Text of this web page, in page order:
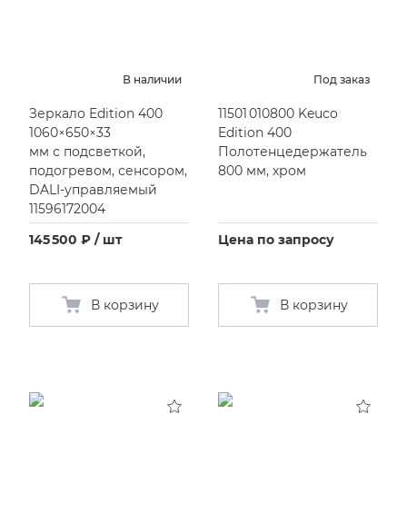
В наличии
Зеркало Edition 400
1060×650×33
мм с подсветкой,
подогревом, сенсором,
DALI-управляемый
11596172004
145 500 ₽ / шт
В корзину
Под заказ
11501 010800 Keuco
Edition 400
Полотенцедержатель
800 мм, хром
Цена по запросу
В корзину